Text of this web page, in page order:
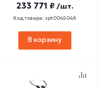
233 771 ₽ /шт.
Код товара: spt0045046
В корзину